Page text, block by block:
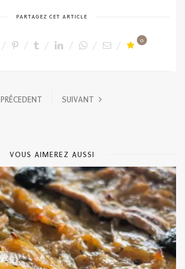
PARTAGEZ CET ARTICLE
0
PRÉCEDENT SUIVANT
VOUS AIMEREZ AUSSI